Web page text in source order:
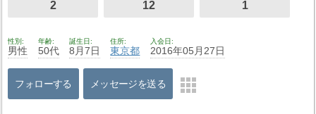
2 12 1
性別
男性
年齢
50代
誕生日
8月7日
住所
東京都
入会日
2016年05月27日
フォローする メッセージを送る